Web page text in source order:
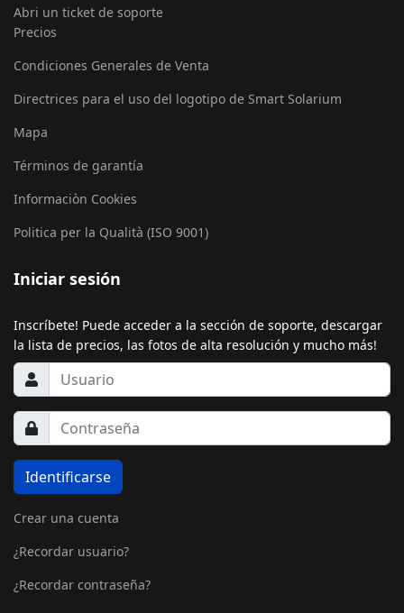
Abri un ticket de soporte
Precios
Condiciones Generales de Venta
Directrices para el uso del logotipo de Smart Solarium
Mapa
Términos de garantía
Informaciòn Cookies
Politica per la Qualità (ISO 9001)
Iniciar sesión
Inscríbete! Puede acceder a la sección de soporte, descargar
la lista de precios, las fotos de alta resolución y mucho más!
Identificarse
Crear una cuenta
¿Recordar usuario?
¿Recordar contraseña?